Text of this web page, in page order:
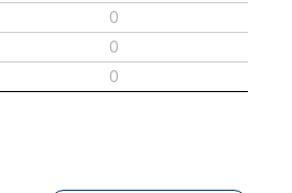
0
0
0